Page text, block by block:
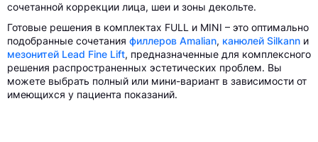
сочетанной коррекции лица, шеи и зоны декольте.
Готовые решения в комплектах FULL и MINI – это оптимально
подобранные сочетания филлеров Amalian, канюлей Silkann и
мезонитей Lead Fine Lift, предназначенные для комплексного
решения распространенных эстетических проблем. Вы
можете выбрать полный или мини-вариант в зависимости от
имеющихся у пациента показаний.